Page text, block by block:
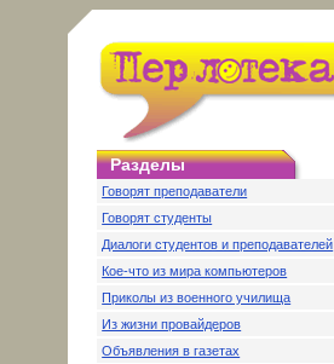
Разделы
Говорят преподаватели
Говорят студенты
Диалоги студентов и преподавателей
Кое-что из мира компьютеров
Приколы из военного училища
Из жизни провайдеров
Объявления в газетах